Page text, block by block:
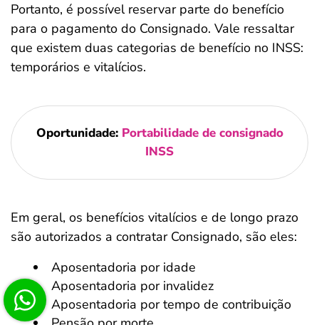
Portanto, é possível reservar parte do benefício
para o pagamento do Consignado. Vale ressaltar
que existem duas categorias de benefício no INSS:
temporários e vitalícios.
Oportunidade: Portabilidade de consignado
INSS
Em geral, os benefícios vitalícios e de longo prazo
são autorizados a contratar Consignado, são eles:
Aposentadoria por idade
Aposentadoria por invalidez
Aposentadoria por tempo de contribuição